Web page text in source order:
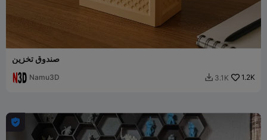
صندوق تخزين
Namu3D  3.1K 1.2K
